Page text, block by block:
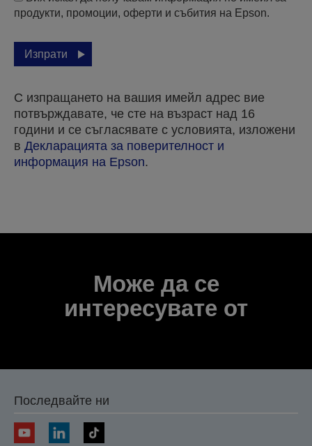
продукти, промоции, оферти и събития на Epson.
Изпрати
С изпращането на вашия имейл адрес вие
потвърждавате, че сте на възраст над 16
години и се съгласявате с условията, изложени
в Декларацията за поверителност и
информация на Epson.
Благодарим ви, че изпратихте вашата заявка.
няколко работни дни.
Може да се
интересувате от
Последвайте ни